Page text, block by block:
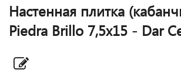
Настенная плитка
Piedra Brillo 7,5x15 - Dar